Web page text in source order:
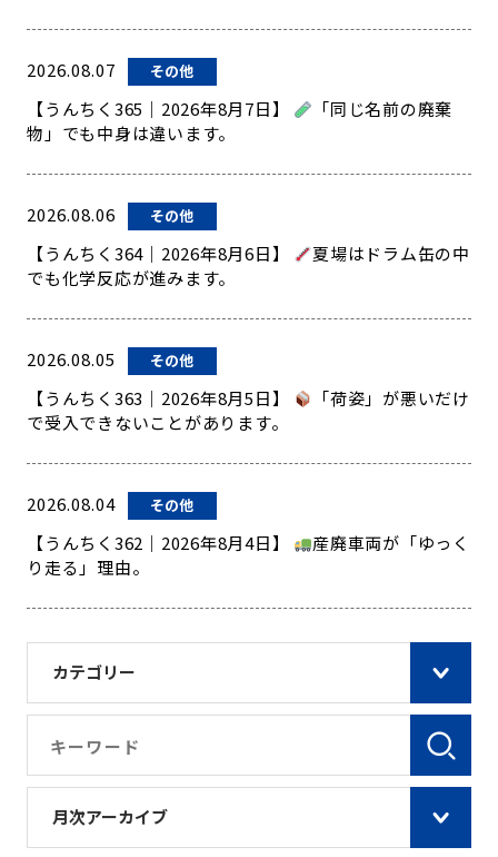
カテゴリー
月次アーカイブ
2026.08.07 その他
【うんちく365｜2026年8月7日】
「同じ名前の廃棄
物」でも中身は違います。
2026.08.06 その他
【うんちく364｜2026年8月6日】
夏場はドラム缶の中
でも化学反応が進みます。
2026.08.05 その他
【うんちく363｜2026年8月5日】
「荷姿」が悪いだけ
で受入できないことがあります。
2026.08.04 その他
【うんちく362｜2026年8月4日】
産廃車両が「ゆっく
り走る」理由。